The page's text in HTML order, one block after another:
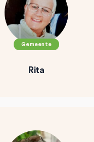
Gemeente
Rita